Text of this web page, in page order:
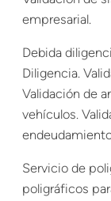
empresarial.
Debida
Diligencia.
Validación de
vehículos.
Servicio de
poligráficos